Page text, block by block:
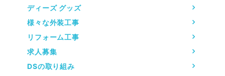
ディーズ グッズ
様々な外装工事
リフォーム工事
求人募集
DSの取り組み